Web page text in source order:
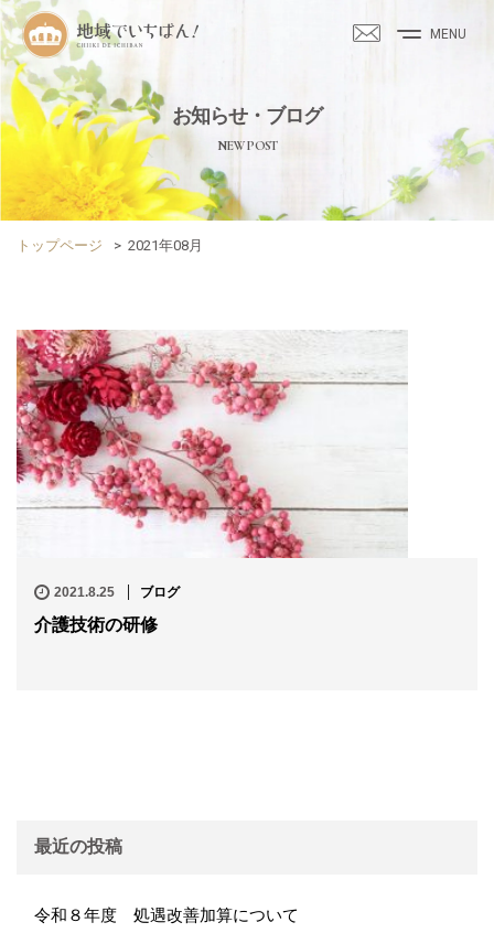
MENU
お知らせ・ブログ
NEW POST
トップページ > 2021年08月
2021.8.25 ブログ
介護技術の研修
最近の投稿
令和８年度 処遇改善加算について